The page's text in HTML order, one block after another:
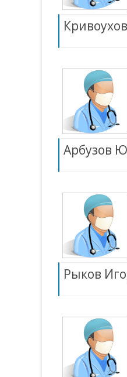
Арбузов
Рыков